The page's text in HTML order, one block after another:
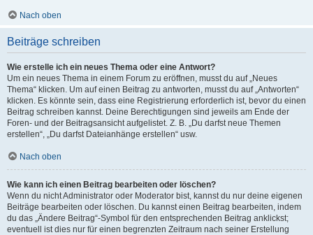
Nach oben
Beiträge schreiben
Wie erstelle ich ein neues Thema oder eine Antwort?
Um ein neues Thema in einem Forum zu eröffnen, musst du auf „Neues
Thema“ klicken. Um auf einen Beitrag zu antworten, musst du auf „Antworten“
klicken. Es könnte sein, dass eine Registrierung erforderlich ist, bevor du einen
Beitrag schreiben kannst. Deine Berechtigungen sind jeweils am Ende der
Foren- und der Beitragsansicht aufgelistet. Z. B. „Du darfst neue Themen
erstellen“, „Du darfst Dateianhänge erstellen“ usw.
Nach oben
Wie kann ich einen Beitrag bearbeiten oder löschen?
Wenn du nicht Administrator oder Moderator bist, kannst du nur deine eigenen
Beiträge bearbeiten oder löschen. Du kannst einen Beitrag bearbeiten, indem
du das „Ändere Beitrag“-Symbol für den entsprechenden Beitrag anklickst;
eventuell ist dies nur für einen begrenzten Zeitraum nach seiner Erstellung